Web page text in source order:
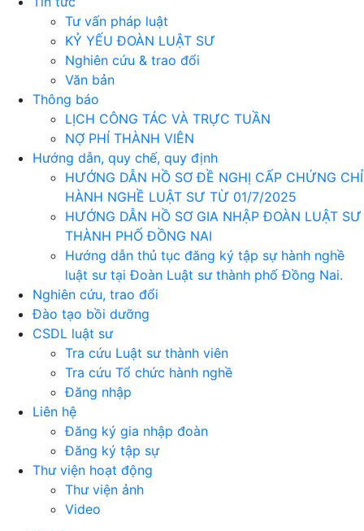
Tư vấn pháp luật
KỶ YẾU ĐOÀN LUẬT SƯ
Nghiên cứu & trao đổi
Văn bản
Thông báo
LỊCH CÔNG TÁC VÀ TRỰC TUẦN
NỢ PHÍ THÀNH VIÊN
Hướng dẫn, quy chế, quy định
HƯỚNG DẪN HỒ SƠ ĐỀ NGHỊ CẤP CHỨNG CHỈ
HÀNH NGHỀ LUẬT SƯ TỪ 01/7/2025
HƯỚNG DẪN HỒ SƠ GIA NHẬP ĐOÀN LUẬT SƯ
THÀNH PHỐ ĐỒNG NAI
Hướng dẫn thủ tục đăng ký tập sự hành nghề
luật sư tại Đoàn Luật sư thành phố Đồng Nai.
Nghiên cứu, trao đổi
Đào tạo bồi dưỡng
CSDL luật sư
Tra cứu Luật sư thành viên
Tra cứu Tổ chức hành nghề
Đăng nhập
Liên hệ
Đăng ký gia nhập đoàn
Đăng ký tập sự
Thư viện hoạt động
Thư viện ảnh
Video